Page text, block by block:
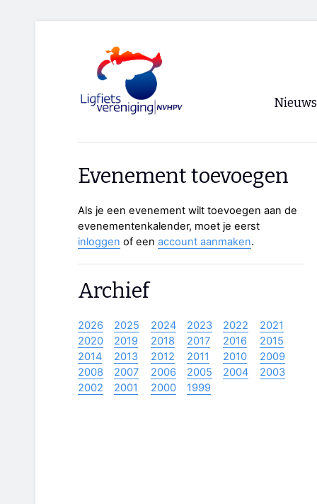
Nieuws
Archief
RSS
Evenement toevoegen
Als je een evenement wilt toevoegen aan de
evenementenkalender, moet je eerst
inloggen of een account aanmaken.
Archief
2026 2025 2024 2023 2022
2021
2020
2019 2018 2017 2016
2015
2014
2013 2012 2011 2010
2009
2008
2007 2006 2005 2004
2003
2002
2001 2000 1999